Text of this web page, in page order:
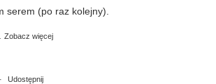
serem (po raz kolejny).
Zobacz więcej
· Udostępnij